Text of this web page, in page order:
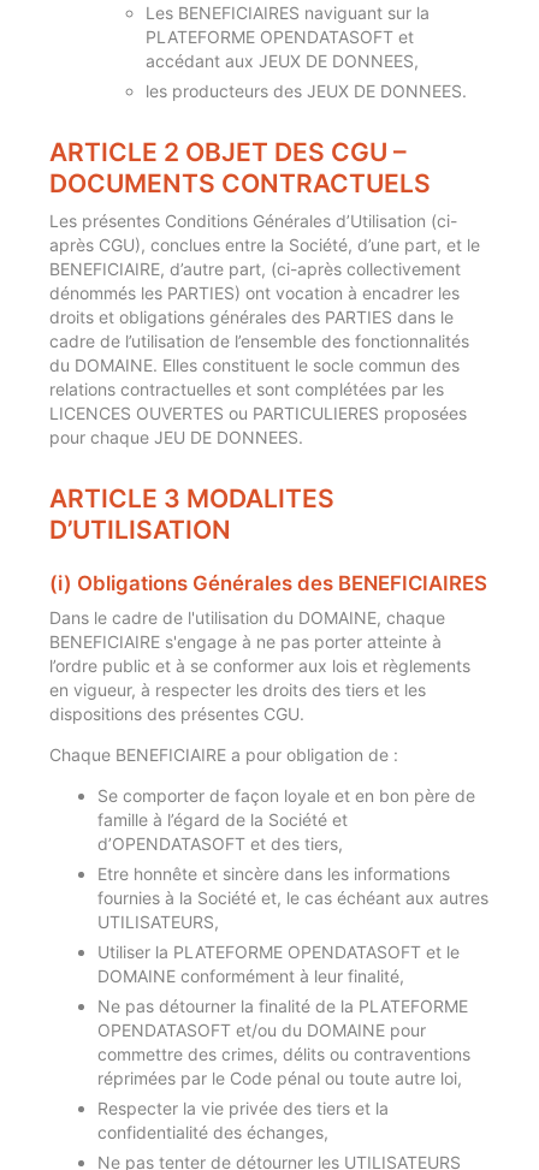
Les BENEFICIAIRES naviguant sur la
PLATEFORME OPENDATASOFT et
accédant aux JEUX DE DONNEES,
les producteurs des JEUX DE DONNEES.
ARTICLE 2 OBJET DES CGU –
DOCUMENTS CONTRACTUELS
Les présentes Conditions Générales d’Utilisation (ci-
après CGU), conclues entre la Société, d’une part, et le
BENEFICIAIRE, d’autre part, (ci-après collectivement
dénommés les PARTIES) ont vocation à encadrer les
droits et obligations générales des PARTIES dans le
cadre de l’utilisation de l’ensemble des fonctionnalités
du DOMAINE. Elles constituent le socle commun des
relations contractuelles et sont complétées par les
LICENCES OUVERTES ou PARTICULIERES proposées
pour chaque JEU DE DONNEES.
ARTICLE 3 MODALITES
D’UTILISATION
(i) Obligations Générales des BENEFICIAIRES
Dans le cadre de l'utilisation du DOMAINE, chaque
BENEFICIAIRE s'engage à ne pas porter atteinte à
l’ordre public et à se conformer aux lois et règlements
en vigueur, à respecter les droits des tiers et les
dispositions des présentes CGU.
Chaque BENEFICIAIRE a pour obligation de :
Se comporter de façon loyale et en bon père de
famille à l’égard de la Société et
d’OPENDATASOFT et des tiers,
Etre honnête et sincère dans les informations
fournies à la Société et, le cas échéant aux autres
UTILISATEURS,
Utiliser la PLATEFORME OPENDATASOFT et le
DOMAINE conformément à leur finalité,
Ne pas détourner la finalité de la PLATEFORME
OPENDATASOFT et/ou du DOMAINE pour
commettre des crimes, délits ou contraventions
réprimées par le Code pénal ou toute autre loi,
Respecter la vie privée des tiers et la
confidentialité des échanges,
Ne pas tenter de détourner les UTILISATEURS